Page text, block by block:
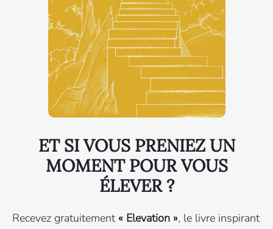
ET SI VOUS PRENIEZ UN
MOMENT POUR VOUS
ÉLEVER ?
Recevez gratuitement « Elevation », le livre inspirant